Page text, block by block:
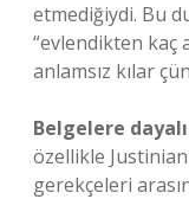
etmediğiydi. Bu
“evlendikten kaç
anlamsız kılar
Belgelere dayalı
özellikle
gerekçeleri